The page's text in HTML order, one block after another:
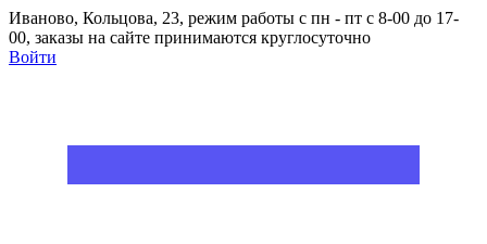
Иваново, Кольцова, 23, режим работы с пн - пт с 8-00 до 17-
00, заказы на сайте принимаются круглосуточно
Войти